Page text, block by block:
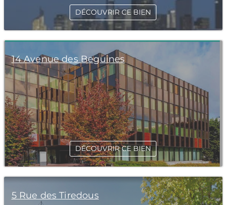
DÉCOUVRIR CE BIEN
14 Avenue des Beguines
DÉCOUVRIR CE BIEN
5 Rue des Tiredous